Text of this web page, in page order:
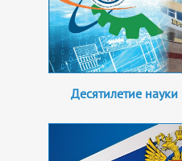
Десятилетие